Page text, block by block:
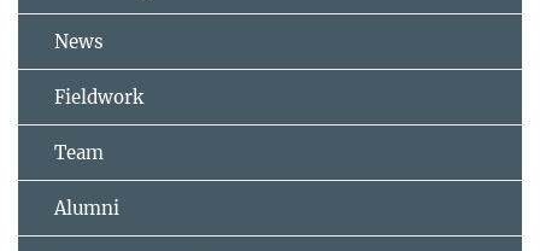
News
Fieldwork
Team
Alumni